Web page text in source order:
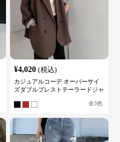
¥4,020 (税込)
カジュアルコーデ オーバーサイ
ズダブルブレストテーラードジャ
全3色